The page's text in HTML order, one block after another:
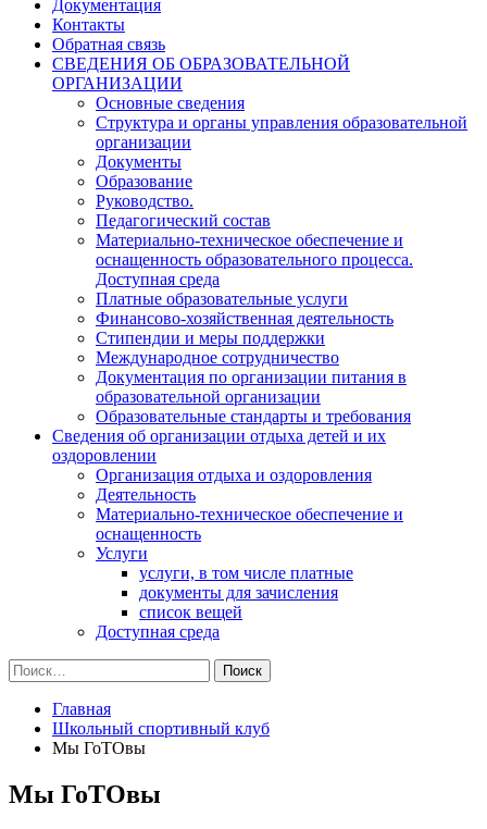
Документация
Контакты
Обратная связь
СВЕДЕНИЯ ОБ ОБРАЗОВАТЕЛЬНОЙ
ОРГАНИЗАЦИИ
Основные сведения
Структура и органы управления образовательной
организации
Документы
Образование
Руководство.
Педагогический состав
Материально-техническое обеспечение и
оснащенность образовательного процесса.
Доступная среда
Платные образовательные услуги
Финансово-хозяйственная деятельность
Стипендии и меры поддержки
Международное сотрудничество
Документация по организации питания в
образовательной организации
Образовательные стандарты и требования
Сведения об организации отдыха детей и их
оздоровлении
Организация отдыха и оздоровления
Деятельность
Материально-техническое обеспечение и
оснащенность
Услуги
услуги, в том числе платные
документы для зачисления
список вещей
Доступная среда
Найти:
Главная
Школьный спортивный клуб
Мы ГоТОвы
Мы ГоТОвы